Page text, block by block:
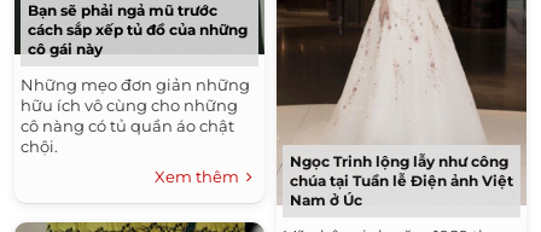
Bạn sẽ phải ngả mũ trước
cách sắp xếp tủ đồ của những
cô gái này
Những mẹo đơn giản những
hữu ích vô cùng cho những
cô nàng có tủ quần áo chật
chội.
Xem thêm
Ngọc Trinh lộng lẫy như công
chúa tại Tuần lễ Điện ảnh Việt
Nam ở Úc